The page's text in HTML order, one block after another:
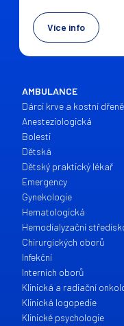
Více info
AMBULANCE
Dárci krve a kostní dřeně
Anesteziologická
Bolesti
Dětská
Dětský praktický lékař
Emergency
Gynekologie
Hematologická
Hemodialyzační
Chirurgických oborů
Infekční
Interních oborů
Klinická a radiační
Klinická logopedie
Klinické psychologie